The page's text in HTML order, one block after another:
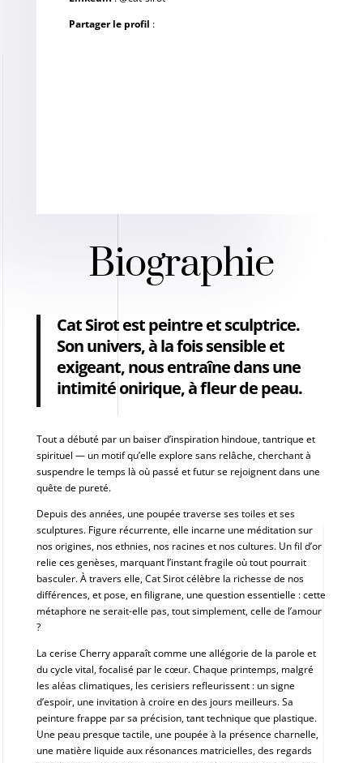
Partager le profil :
Biographie
Cat Sirot est peintre et sculptrice.
Son univers, à la fois sensible et
exigeant, nous entraîne dans une
intimité onirique, à fleur de peau.
Tout a débuté par un baiser d’inspiration hindoue, tantrique et
spirituel — un motif qu’elle explore sans relâche, cherchant à
suspendre le temps là où passé et futur se rejoignent dans une
quête de pureté.
Depuis des années, une poupée traverse ses toiles et ses
sculptures. Figure récurrente, elle incarne une méditation sur
nos origines, nos ethnies, nos racines et nos cultures. Un fil d’or
relie ces genèses, marquant l’instant fragile où tout pourrait
basculer. À travers elle, Cat Sirot célèbre la richesse de nos
différences, et pose, en filigrane, une question essentielle : cette
métaphore ne serait-elle pas, tout simplement, celle de l’amour
?
La cerise Cherry apparaît comme une allégorie de la parole et
du cycle vital, focalisé par le cœur. Chaque printemps, malgré
les aléas climatiques, les cerisiers refleurissent : un signe
d’espoir, une invitation à croire en des jours meilleurs. Sa
peinture frappe par sa précision, tant technique que plastique.
Une peau presque tactile, une poupée à la présence charnelle,
une matière liquide aux résonances matricielles, des regards